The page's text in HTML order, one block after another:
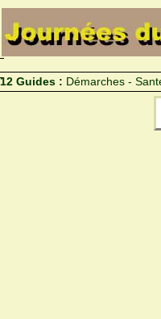
12 Guides : Démarches -